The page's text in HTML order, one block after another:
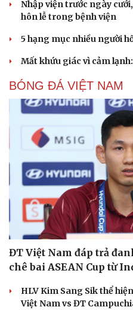
Nhập viện trước ngày
hôn lễ trong bệnh viện
5 hạng mục nhiều người
Mất khứu giác vì cảm
BÓNG ĐÁ VIỆT NAM
ĐT Việt Nam đáp trả
chê bai ASEAN Cup từ
HLV Kim Sang Sik thể
Việt Nam vs ĐT